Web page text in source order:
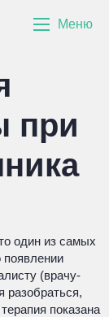
Меню
при
один из самых
появлении
(врачу-
разобраться,
показана